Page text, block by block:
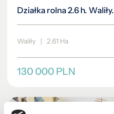
Działka rolna 2.6 h. Waliły.
Waliły | 2.61 Ha
130 000 PLN